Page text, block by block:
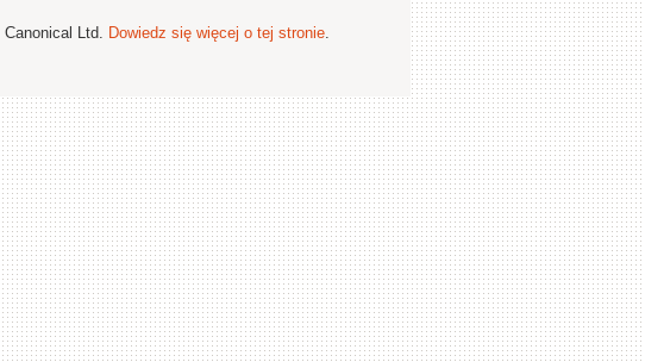
Canonical Ltd. Dowiedz się więcej o tej stronie.